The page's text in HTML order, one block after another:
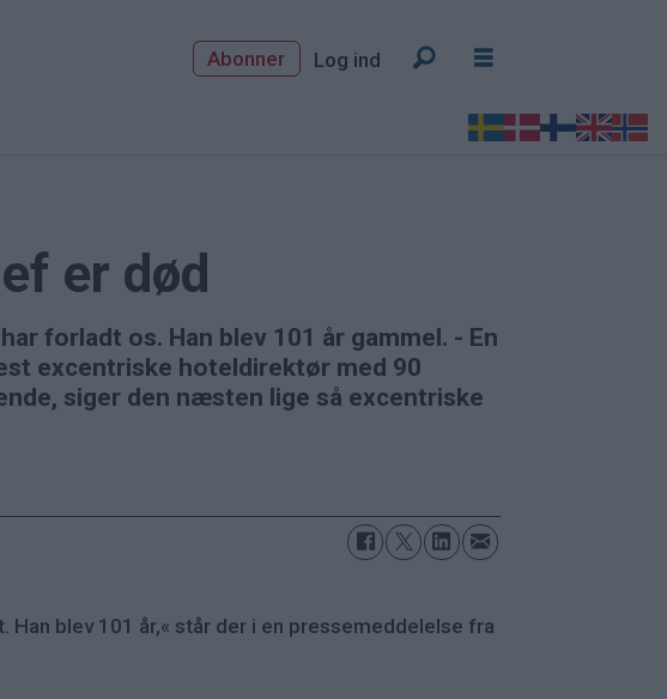
Abonner Log ind
er død
forladt os. Han blev 101 år gammel. - En
excentriske hoteldirektør med 90
siger den næsten lige så excentriske
Han blev 101 år,« står der i en pressemeddelelse fra